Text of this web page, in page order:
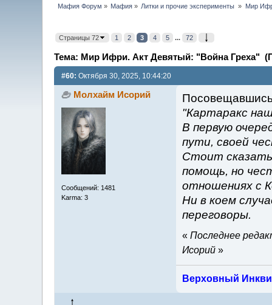
Мафия Форум » Мафия » Литки и прочие эксперименты » Мир
Страницы 72 1 2 3 4 5 ... 72
Тема: Мир Ифри. Акт Девятый: "Война Греха"
#60: Октября 30, 2025, 10:44:20
Молхайм Исорий
Сообщений: 1481
Karma: 3
"Картаракс
В первую
пути, своей
Стоит
помощь, но
отношениях с
Ни в коем
переговоры.
« Последнее
Исорий»
Верховный